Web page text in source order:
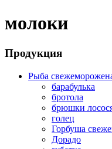
молоки
Продукция
Рыба
барабулька
бротола
брюшки
голец
Горбуша
Дорадо